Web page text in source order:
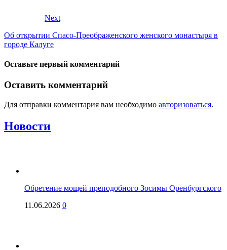
Next
Об открытии Спасо-Преображенского женского монастыря в
городе Калуге
Оставьте первый комментарий
Оставить комментарий
Для отправки комментария вам необходимо авторизоваться.
Новости
Обретение мощей преподобного Зосимы Оренбургского
11.06.2026 0